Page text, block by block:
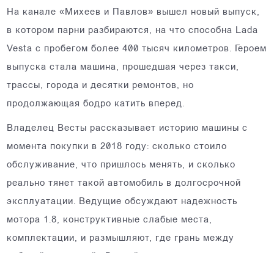
На канале «Михеев и Павлов» вышел новый выпуск,
в котором парни разбираются, на что способна Lada
Vesta с пробегом более 400 тысяч километров. Героем
выпуска стала машина, прошедшая через такси,
трассы, города и десятки ремонтов, но
продолжающая бодро катить вперед.
Владелец Весты рассказывает историю машины с
момента покупки в 2018 году: сколько стоило
обслуживание, что пришлось менять, и сколько
реально тянет такой автомобиль в долгосрочной
эксплуатации. Ведущие обсуждают надежность
мотора 1.8, конструктивные слабые места,
комплектации, и размышляют, где грань между